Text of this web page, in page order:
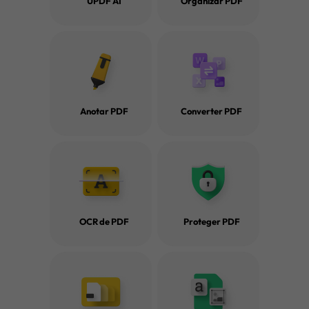
Seu Manual
Como Ler em PDF
Anotar PDF Converter PDF
OCR de PDF Proteger PDF